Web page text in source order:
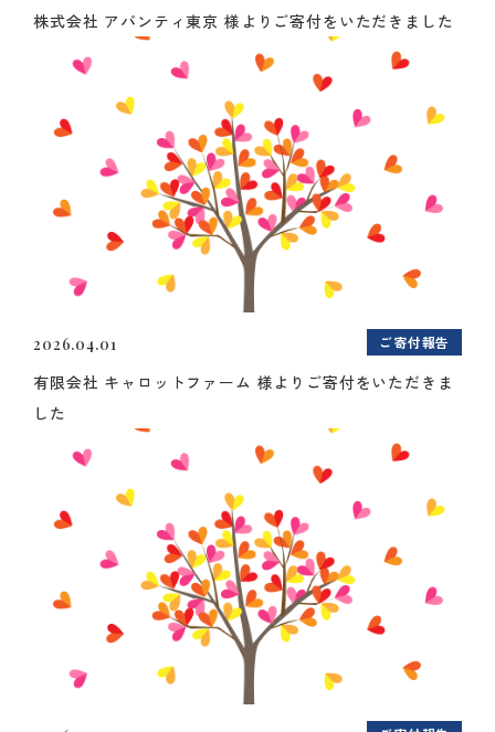
株式会社 アバンティ東京 様よりご寄付をいただきました
2026.04.01 ご寄付報告
有限会社 キャロットファーム 様よりご寄付をいただきま
した